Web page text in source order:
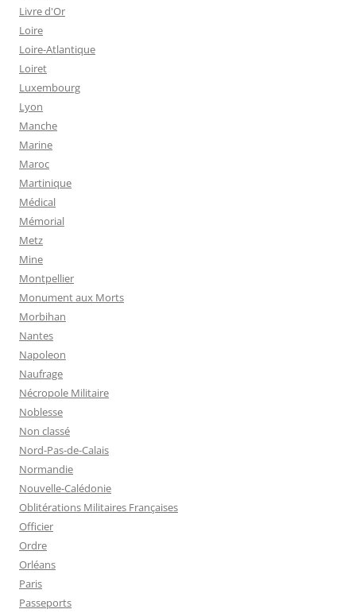
Livre d'Or
Loire
Loire-Atlantique
Loiret
Luxembourg
Lyon
Manche
Marine
Maroc
Martinique
Médical
Mémorial
Metz
Mine
Montpellier
Monument aux Morts
Morbihan
Nantes
Napoleon
Naufrage
Nécropole Militaire
Noblesse
Non classé
Nord-Pas-de-Calais
Normandie
Nouvelle-Calédonie
Oblitérations Militaires Françaises
Officier
Ordre
Orléans
Paris
Passeports